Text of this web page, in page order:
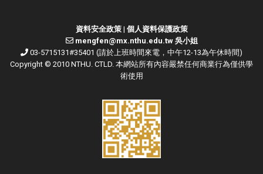
資料安全政策| 個人資料保護政策
mengfen@mx.nthu.edu.tw 吳小姐
03-5715131#35401 (請於上班時間來電，中午12-13為午休時間)
Copyright © 2010 NTHU. CTLD. 本網站所有內容嚴禁任何商業行為僅供學
術使用